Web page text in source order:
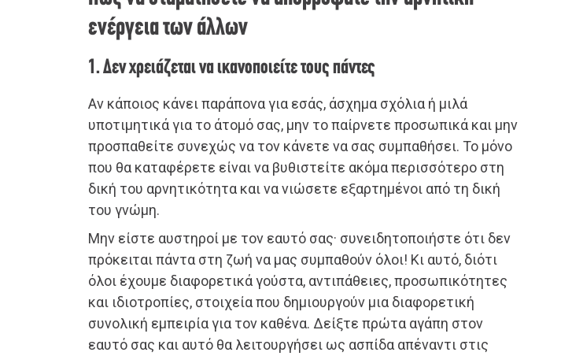
ενέργεια των άλλων
1. Δεν χρειάζεται να ικανοποιείτε τους πάντες
Αν κάποιος κάνει παράπονα για εσάς, άσχημα σχόλια ή μιλά
υποτιμητικά για το άτομό σας, μην το παίρνετε προσωπικά και μην
προσπαθείτε συνεχώς να τον κάνετε να σας συμπαθήσει. Το μόνο
που θα καταφέρετε είναι να βυθιστείτε ακόμα περισσότερο στη
δική του αρνητικότητα και να νιώσετε εξαρτημένοι από τη δική
του γνώμη.
Μην είστε αυστηροί με τον εαυτό σας· συνειδητοποιήστε ότι δεν
πρόκειται πάντα στη ζωή να μας συμπαθούν όλοι! Κι αυτό, διότι
όλοι έχουμε διαφορετικά γούστα, αντιπάθειες, προσωπικότητες
και ιδιοτροπίες, στοιχεία που δημιουργούν μια διαφορετική
συνολική εμπειρία για τον καθένα. Δείξτε πρώτα αγάπη στον
εαυτό σας και αυτό θα λειτουργήσει ως ασπίδα απέναντι στις